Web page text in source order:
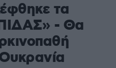
τα
- Θα